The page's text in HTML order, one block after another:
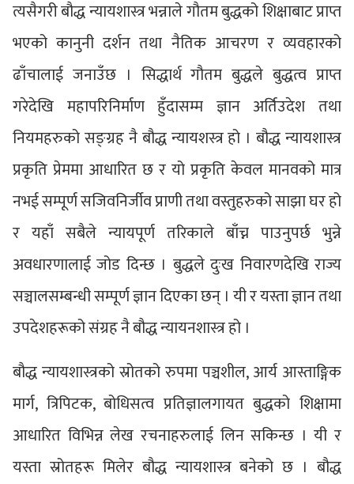
त्यसैगरी बौद्ध न्यायशास्त्र भन्नाले गौतम बुद्धको शिक्षाबाट प्राप्त
भएको कानुनी दर्शन तथा नैतिक आचरण र व्यवहारको
ढाँचालाई जनाउँछ । सिद्धार्थ गौतम बुद्धले बुद्धत्व प्राप्त
गरेदेखि महापरिनिर्माण हुँदासम्म ज्ञान अर्तिउदेश तथा
नियमहरुको सङ्ग्रह नै बौद्ध न्यायशस्त्र हो । बौद्ध न्यायशास्त्र
प्रकृति प्रेममा आधारित छ र यो प्रकृति केवल मानवको मात्र
नभई सम्पूर्ण सजिवनिर्जीव प्राणी तथा वस्तुहरुको साझा घर हो
र यहाँ सबैले न्यायपूर्ण तरिकाले बाँच्न पाउनुपर्छ भुन्ने
अवधारणालाई जोड दिन्छ । बुद्धले दुःख निवारणदेखि राज्य
सञ्चालसम्बन्धी सम्पूर्ण ज्ञान दिएका छन् । यी र यस्ता ज्ञान तथा
उपदेशहरूको संग्रह नै बौद्ध न्यायनशास्त्र हो ।
बौद्ध न्यायशास्त्रको स्रोतको रुपमा पञ्चशील, आर्य आस्ताङ्गिक
मार्ग, त्रिपिटक, बोधिसत्व प्रतिज्ञालगायत बुद्धको शिक्षामा
आधारित विभिन्न लेख रचनाहरुलाई लिन सकिन्छ । यी र
यस्ता स्रोतहरू मिलेर बौद्ध न्यायशास्त्र बनेको छ । बौद्ध